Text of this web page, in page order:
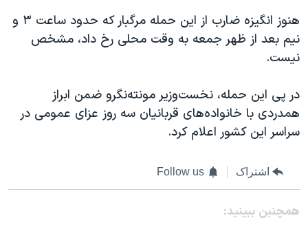
نرگس محمدی برنده جایزه نوبل صلح
همایش محافظه‌کاران آمریکا «سی‌پک»
سفر پرزیدنت ترامپ به چین
هنوز انگیزه ضارب از این حمله مرگبار که حدود ساعت ٣ و
نیم بعد از ظهر جمعه به وقت محلی رخ داد، مشخص
نیست.
در پی این حمله، نخست‌وزیر مونته‌نگرو ضمن ابراز
همدردی با خانواده‌های قربانیان سه روز عزای عمومی در
سراسر این کشور اعلام کرد.
اشتراک Follow us
همچنبن ببینید: